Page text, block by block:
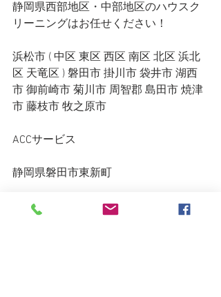
静岡県西部地区・中部地区のハウスク
リーニングはお任せください！
浜松市 ( 中区 東区 西区 南区 北区 浜北
区 天竜区 ) 磐田市 掛川市 袋井市 湖西
市 御前崎市 菊川市 周智郡 島田市 焼津
市 藤枝市 牧之原市
ACCサービス
静岡県磐田市東新町
7:00〜23:00 年中無休